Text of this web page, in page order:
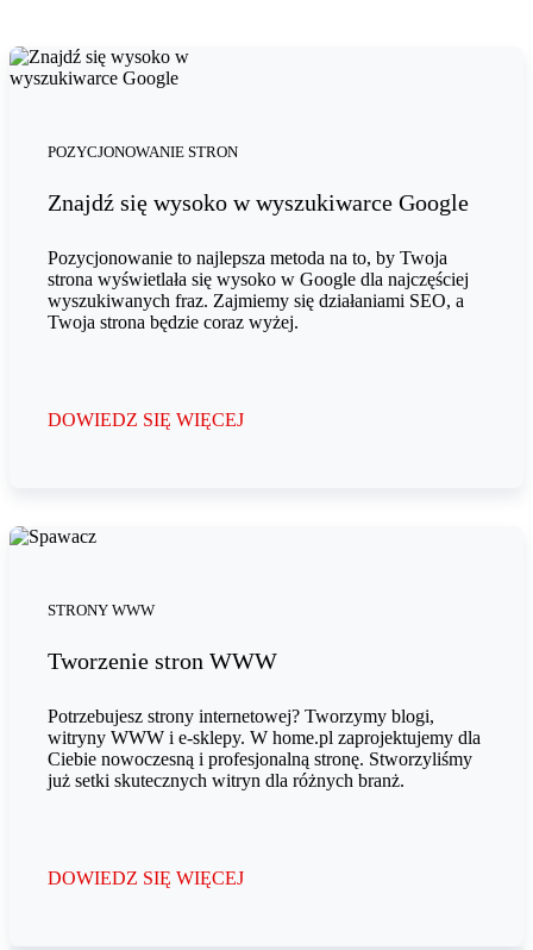
POZYCJONOWANIE STRON
Znajdź się wysoko w wyszukiwarce Google
Pozycjonowanie to najlepsza metoda na to, by Twoja
strona wyświetlała się wysoko w Google dla najczęściej
wyszukiwanych fraz. Zajmiemy się działaniami SEO, a
Twoja strona będzie coraz wyżej.
DOWIEDZ SIĘ WIĘCEJ
STRONY WWW
Tworzenie stron WWW
Potrzebujesz strony internetowej? Tworzymy blogi,
witryny WWW i e-sklepy. W home.pl zaprojektujemy dla
Ciebie nowoczesną i profesjonalną stronę. Stworzyliśmy
już setki skutecznych witryn dla różnych branż.
DOWIEDZ SIĘ WIĘCEJ